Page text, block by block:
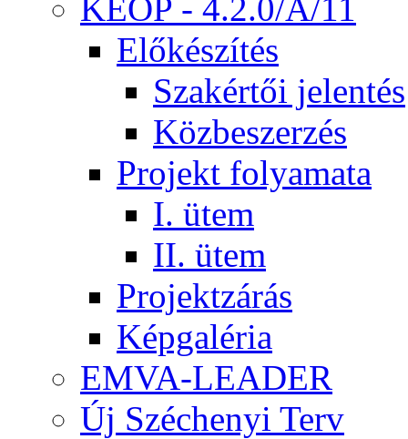
KEOP - 4.2.0/A/11
Előkészítés
Szakértői jelentés
Közbeszerzés
Projekt folyamata
I. ütem
II. ütem
Projektzárás
Képgaléria
EMVA-LEADER
Új Széchenyi Terv